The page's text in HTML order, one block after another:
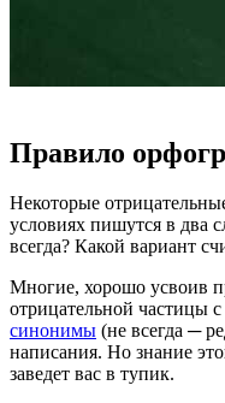
Правило
Некоторые
условиях пишутся в два
всегда? Какой вариант
Многие, хорошо усвоив
отрицательной частицы
синонимы (не всегда ─
написания. Но знание
заведет вас в тупик.